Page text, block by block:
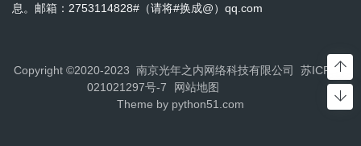
息。邮箱：2753114828#（请将#换成@）qq.com
Copyright ©2020-2023 南京光年之内网络科技有限公司 苏ICP备2
021021297号-7
网站地图
Theme by python51.com